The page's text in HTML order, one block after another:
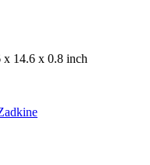
14.6 x 0.8 inch